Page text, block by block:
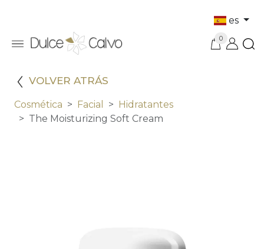
es
0
VOLVER ATRÁS
Cosmética Facial
Hidratantes
The Moisturizing Soft Cream